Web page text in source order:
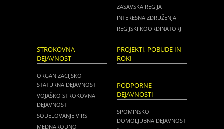
ZASAVSKA REGIJA
INTERESNA ZDRUŽENJA
REGIJSKI KOORDINATORJI
STROKOVNA
DEJAVNOST
ORGANIZACIJSKO
STATURNA DEJAVNOST
VOJAŠKO STROKOVNA
DEJAVNOST
SODELOVANJE V RS
MEDNARODNO
PROJEKTI, POBUDE IN
ROKI
PODPORNE
DEJAVNOSTI
SPOMINSKO
DOMOLJUBNA DEJAVNOST